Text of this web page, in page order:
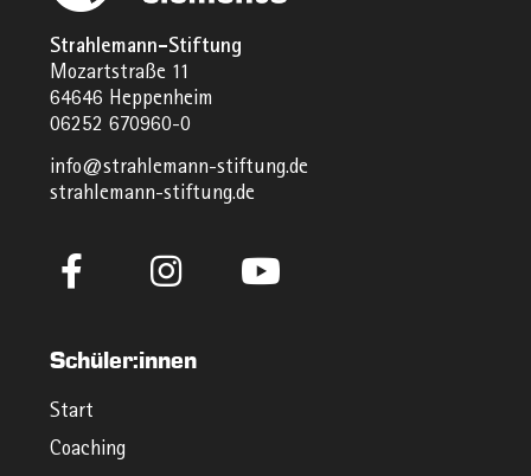
Strahlemann-Stiftung
Mozartstraße 11
64646 Heppenheim
06252 670960-0
info@strahlemann-stiftung.de
strahlemann-stiftung.de
Schüler:innen
Start
Coaching